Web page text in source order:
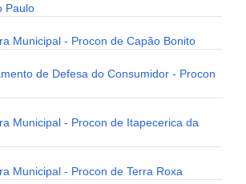
Paulo
Municipal - Procon de Capão Bonito
de Defesa do Consumidor - Procon
Municipal - Procon de Itapecerica da
Municipal - Procon de Terra Roxa